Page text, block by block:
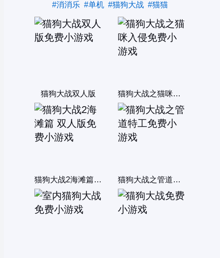
#消消乐 #单机 #猫狗大战 #猫猫
猫狗大战双人版 猫狗大战之猫咪入侵
猫狗大战2海滩篇 双人版 猫狗大战之管道特工